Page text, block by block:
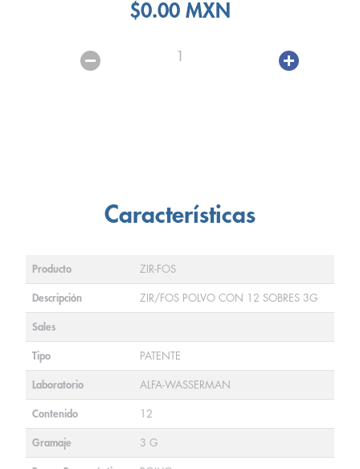
$0.00 MXN
1
Características
Producto ZIR-FOS
Descripción ZIR/FOS POLVO CON 12 SOBRES 3G
Sales
Tipo PATENTE
Laboratorio ALFA-WASSERMAN
Contenido 12
Gramaje 3 G